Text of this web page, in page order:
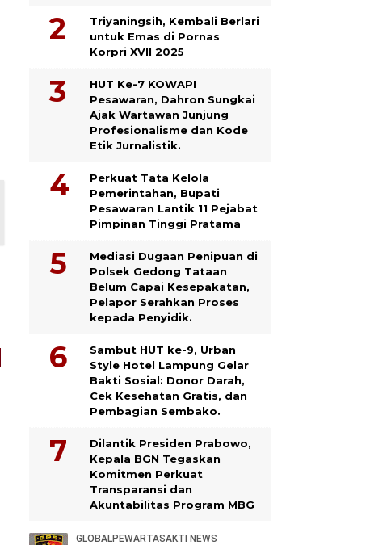
Triyaningsih, Kembali Berlari
untuk Emas di Pornas
Korpri XVII 2025
HUT Ke-7 KOWAPI
Pesawaran, Dahron Sungkai
Ajak Wartawan Junjung
Profesionalisme dan Kode
Etik Jurnalistik.
Perkuat Tata Kelola
Pemerintahan, Bupati
Pesawaran Lantik 11 Pejabat
Pimpinan Tinggi Pratama
Mediasi Dugaan Penipuan di
Polsek Gedong Tataan
Belum Capai Kesepakatan,
Pelapor Serahkan Proses
kepada Penyidik.
Sambut HUT ke-9, Urban
Style Hotel Lampung Gelar
Bakti Sosial: Donor Darah,
Cek Kesehatan Gratis, dan
Pembagian Sembako.
Dilantik Presiden Prabowo,
Kepala BGN Tegaskan
Komitmen Perkuat
Transparansi dan
Akuntabilitas Program MBG